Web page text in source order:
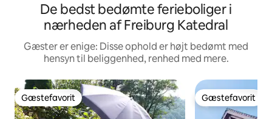
De bedst bedømte ferieboliger i
nærheden af Freiburg Katedral
Gæster er enige: Disse ophold er højt bedømt med
hensyn til beliggenhed, renhed med mere.
Gæstefavorit
Gæstefavorit Gæstefavorit
Gæstefavorit